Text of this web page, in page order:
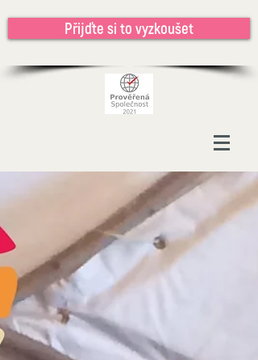
Přijďte si to vyzkoušet